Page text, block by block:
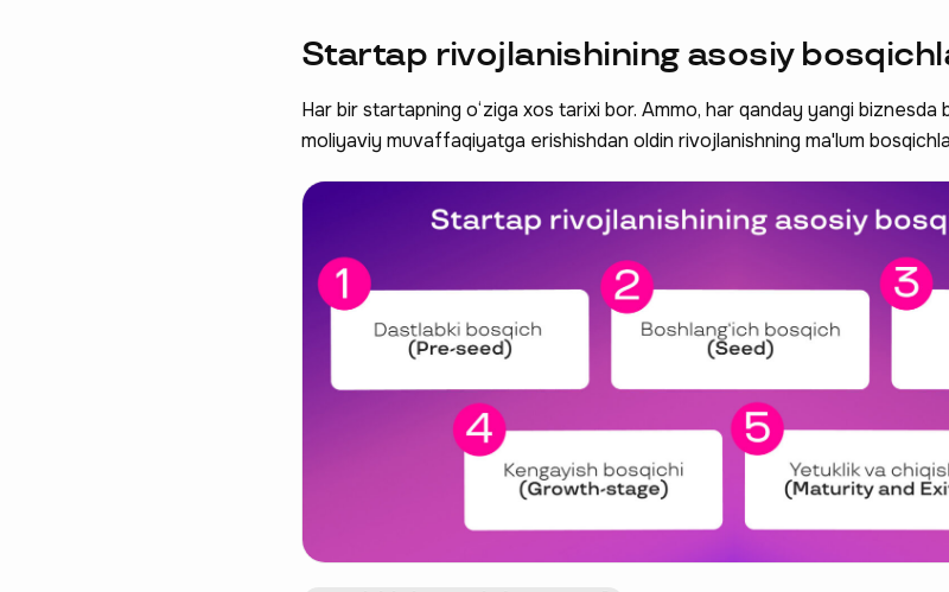
Startap rivojlanishining asosiy
Har bir startapning o‘ziga xos tarixi bor. Ammo, har qanday yangi biznesda
moliyaviy muvaffaqiyatga erishishdan oldin rivojlanishning ma'lum